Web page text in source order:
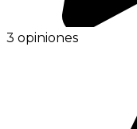
3 opiniones